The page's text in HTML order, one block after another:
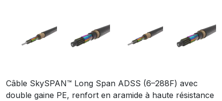
Câble SkySPAN™ Long Span ADSS (6–288F) avec
double gaine PE, renfort en aramide à haute résistance